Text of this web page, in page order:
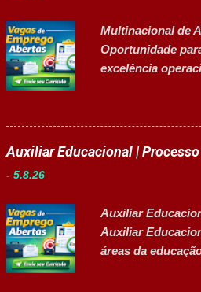
Comercial
Aulas de 13h...
Multinacional de
Oportunidade
excelência
de Manutenção
alta eficiência e
energéticos e a
industrial.
energéticos.
industriais.
Auxiliar Educacional |
- 5.8.26
Auxiliar
Auxiliar
áreas da
Empresa: Sesc